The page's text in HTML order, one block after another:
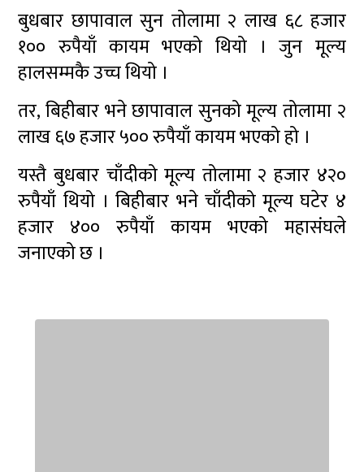
बुधबार छापावाल सुन तोलामा २ लाख ६८ हजार
१०० रुपैयाँ कायम भएको थियो । जुन मूल्य
हालसम्मकै उच्च थियो ।
तर, बिहीबार भने छापावाल सुनको मूल्य तोलामा २
लाख ६७ हजार ५०० रुपैयाँ कायम भएको हो ।
यस्तै बुधबार चाँदीको मूल्य तोलामा २ हजार ४२०
रुपैयाँ थियो । बिहीबार भने चाँदीको मूल्य घटेर ४
हजार ४०० रुपैयाँ कायम भएको महासंघले
जनाएको छ ।